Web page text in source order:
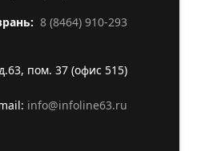
8 (8464) 910-293
пом. 37 (офис 515)
info@infoline63.ru